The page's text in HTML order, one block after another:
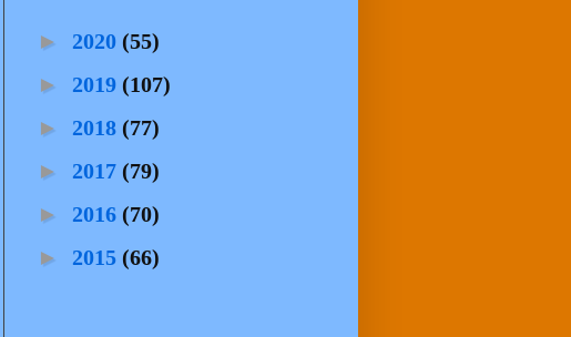
► 2020 (55)
► 2019 (107)
► 2018 (77)
► 2017 (79)
► 2016 (70)
► 2015 (66)